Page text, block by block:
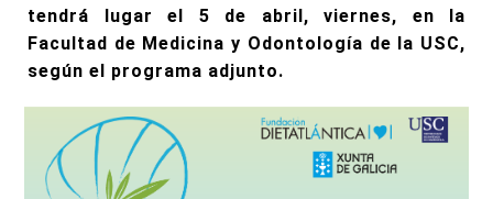
tendrá lugar el 5 de abril, viernes, en la
Facultad de Medicina y Odontología de la USC,
según el programa adjunto.